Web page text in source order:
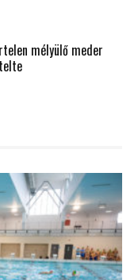
mélyülő meder